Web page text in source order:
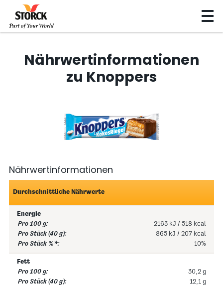
Nährwertinformationen
zu Knoppers
Nährwertinformationen
Durchschnittliche Nährwerte
Energie
2163 kJ / 518 kcal
865 kJ / 207 kcal
10%
Fett
30,2 g
12,1 g